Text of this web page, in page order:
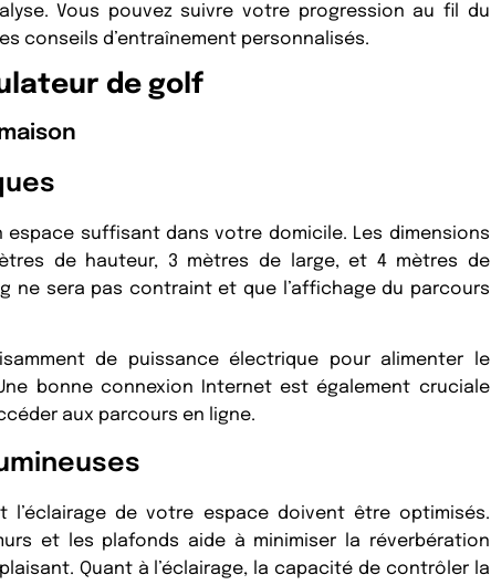
Vous pouvez suivre votre progression au fil du
conseils d’entraînement personnalisés.
de golf
espace suffisant dans votre domicile. Les dimensions
de hauteur, 3 mètres de large, et 4 mètres de
ne sera pas contraint et que l’affichage du parcours
de puissance électrique pour alimenter le
bonne connexion Internet est également cruciale
aux parcours en ligne.
l’éclairage de votre espace doivent être optimisés.
et les plafonds aide à minimiser la réverbération
Quant à l’éclairage, la capacité de contrôler la